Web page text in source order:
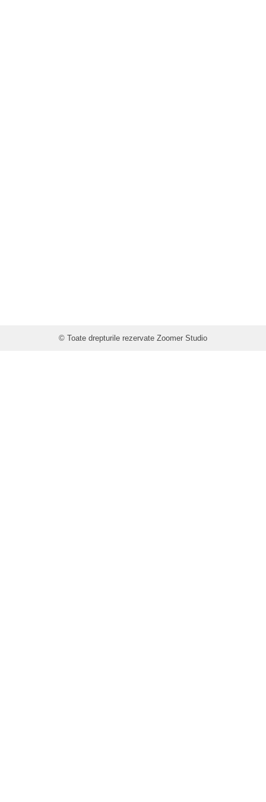
© Toate drepturile rezervate Zoomer Studio